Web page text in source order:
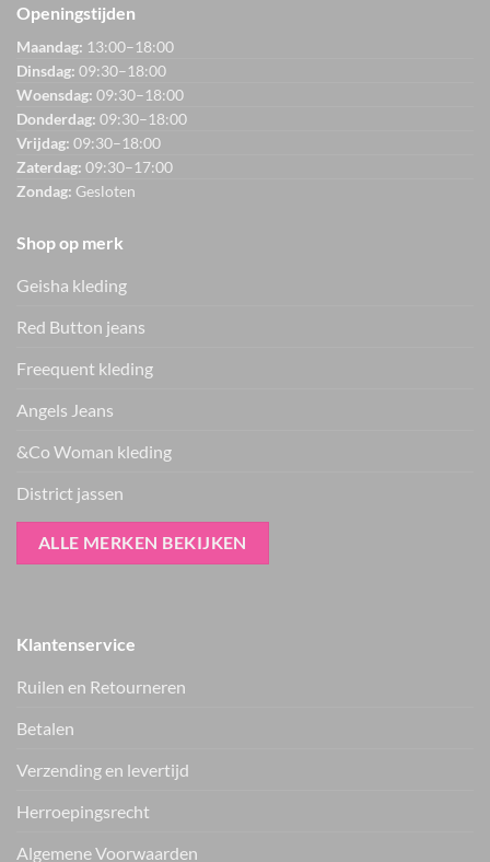
Openingstijden
Maandag: 13:00–18:00
Dinsdag: 09:30–18:00
Woensdag: 09:30–18:00
Donderdag: 09:30–18:00
Vrijdag: 09:30–18:00
Zaterdag: 09:30–17:00
Zondag: Gesloten
Shop op merk
Geisha kleding
Red Button jeans
Freequent kleding
Angels Jeans
&Co Woman kleding
District jassen
ALLE MERKEN BEKIJKEN
Klantenservice
Ruilen en Retourneren
Betalen
Verzending en levertijd
Herroepingsrecht
Algemene Voorwaarden
Only shirt ONLFREJA